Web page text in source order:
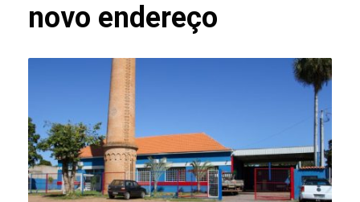
novo endereço